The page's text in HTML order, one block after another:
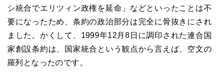
シ統合でエリツィン政権を延命」などといったことは不
要になったため、条約の政治部分は完全に骨抜きにされ
ました。かくして、1999年12月8日に調印された連合国
家創設条約は、国家統合という観点から言えば、空文の
羅列となったのです。